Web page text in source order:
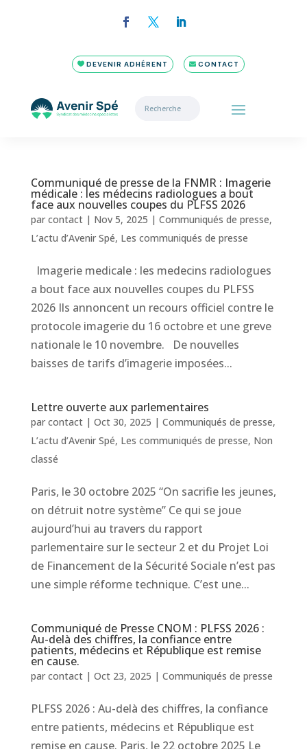
DEVENIR ADHÉRENT CONTACT
Communiqué de presse de la FNMR : Imagerie
médicale : les médecins radiologues a bout
face aux nouvelles coupes du PLFSS 2026
par contact| Nov 5, 2025 | Communiqués de presse,
L’actu d’Avenir Spé, Les communiqués de presse
Imagerie medicale : les medecins radiologues
a bout face aux nouvelles coupes du PLFSS
2026 Ils annoncent un recours officiel contre le
protocole imagerie du 16 octobre et une greve
nationale le 10 novembre. De nouvelles
baisses de tarifs d’imagerie imposées...
Lettre ouverte aux parlementaires
par contact| Oct 30, 2025 | Communiqués de presse,
L’actu d’Avenir Spé, Les communiqués de presse, Non
classé
Paris, le 30 octobre 2025 “On sacrifie les jeunes,
on détruit notre système” Ce qui se joue
aujourd’hui au travers du rapport
parlementaire sur le secteur 2 et du Projet Loi
de Financement de la Sécurité Sociale n’est pas
une simple réforme technique. C’est une...
Communiqué de Presse CNOM : PLFSS 2026 :
Au-delà des chiffres, la confiance entre
patients, médecins et République est remise
en cause.
par contact| Oct 23, 2025 | Communiqués de presse
PLFSS 2026 : Au-delà des chiffres, la confiance
entre patients, médecins et République est
remise en cause. Paris, le 22 octobre 2025 Le